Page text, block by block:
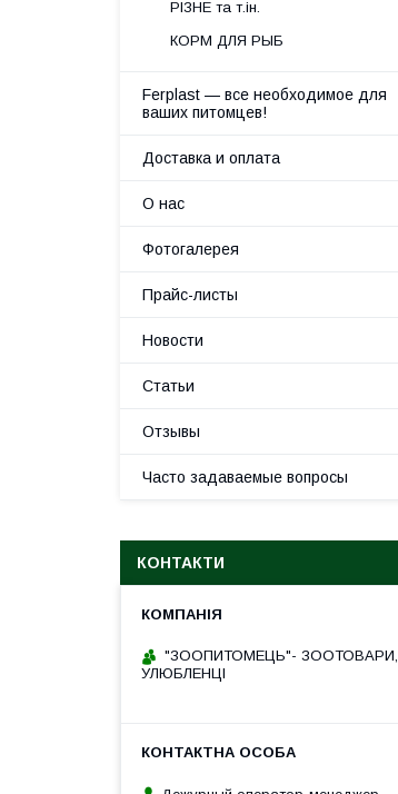
РІЗНЕ та т.ін.
КОРМ ДЛЯ РЫБ
Ferplast — все необходимое для
ваших питомцев!
Доставка и оплата
О нас
Фотогалерея
Прайс-листы
Новости
Статьи
Отзывы
Часто задаваемые вопросы
КОНТАКТИ
"ЗООПИТОМЕЦЬ"- ЗООТОВАРИ,
УЛЮБЛЕНЦІ